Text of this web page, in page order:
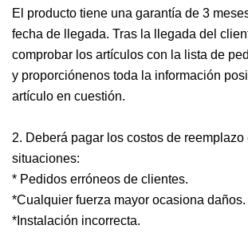
El producto tiene una garantía de 3
fecha de llegada. Tras la llegada del
comprobar los artículos con la lista de
y proporciónenos toda la información
artículo en cuestión.
2. Deberá pagar los costos de
situaciones:
* Pedidos erróneos de clientes.
*Cualquier fuerza mayor ocasiona daños.
*Instalación incorrecta.